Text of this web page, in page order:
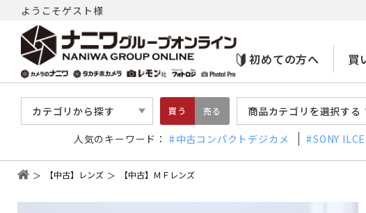
ようこそゲスト様
初めての方へ 買
カテゴリから探す 買う 売る 商品カテゴリを選択する
人気のキーワード： 中古コンパクトデジカメ SONY
【中古】レンズ 【中古】ＭＦレンズ